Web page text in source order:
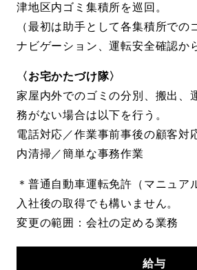
津地区内ゴミ集積所を巡回。
（最初は助手として各集積所での
ナビゲーション、運転安全確認か
〈お宅かたづけ隊〉
家屋内外でのゴミの分別、搬出、
務がない場合は以下を行う。
電話対応／作業事前事後の顧客対
内清掃／簡単な事務作業
＊普通自動車運転免許（マニュア
入社後の取得でも構いません。
変更の範囲：会社の定める業務
給与